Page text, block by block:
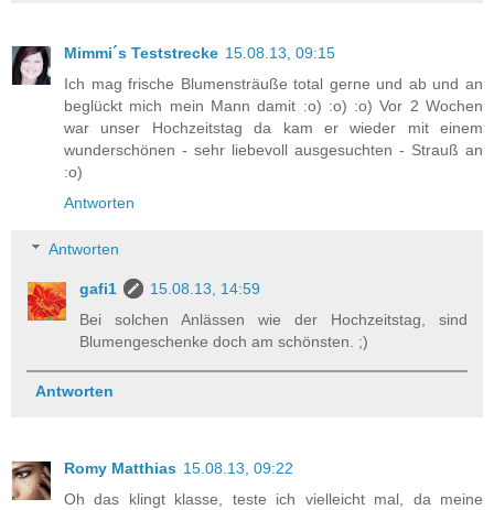
Mimmi´s Teststrecke 15.08.13, 09:15
Ich mag frische Blumensträuße total gerne und ab und an
beglückt mich mein Mann damit :o) :o) :o) Vor 2 Wochen
war unser Hochzeitstag da kam er wieder mit einem
wunderschönen - sehr liebevoll ausgesuchten - Strauß an
:o)
Antworten
Antworten
gafi1
15.08.13, 14:59
Bei solchen Anlässen wie der Hochzeitstag, sind
Blumengeschenke doch am schönsten. ;)
Antworten
Romy Matthias 15.08.13, 09:22
Oh das klingt klasse, teste ich vielleicht mal, da meine